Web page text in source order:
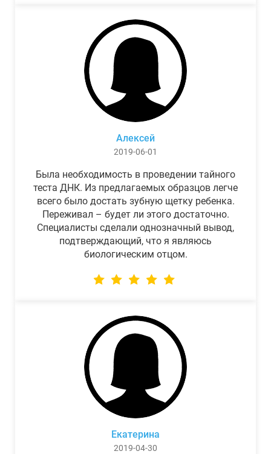
Алексей
2019-06-01
Была необходимость в проведении тайного
теста ДНК. Из предлагаемых образцов легче
всего было достать зубную щетку ребенка.
Переживал – будет ли этого достаточно.
Специалисты сделали однозначный вывод,
подтверждающий, что я являюсь
биологическим отцом.
Екатерина
2019-04-30